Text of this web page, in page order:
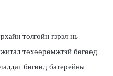
толгойн гэрэл нь
төхөөрөмжтэй бөгөөд
бөгөөд батерейны